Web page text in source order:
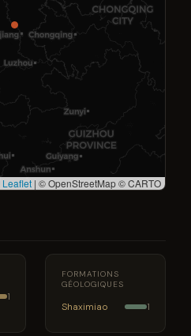
Leaflet | © OpenStreetMap © CARTO
1
FORMATIONS
GÉOLOGIQUES
Shaximiao 1